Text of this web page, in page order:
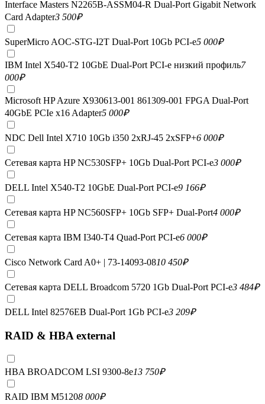
Interface Masters N2265B-ASSM04-R Dual-Port Gigabit Network
Card Adapter3 500₽
SuperMicro AOC-STG-I2T Dual-Port 10Gb PCI-e5 000₽
IBM Intel X540-T2 10GbE Dual-Port PCI-e низкий профиль7
000₽
Microsoft HP Azure X930613-001 861309-001 FPGA Dual-Port
40GbE PCIe x16 Adapter5 000₽
NDC Dell Intel X710 10Gb i350 2xRJ-45 2xSFP+6 000₽
Сетевая карта HP NC530SFP+ 10Gb Dual-Port PCI-e3 000₽
DELL Intel X540-T2 10GbE Dual-Port PCI-e9 166₽
Сетевая карта HP NC560SFP+ 10Gb SFP+ Dual-Port4 000₽
Сетевая карта IBM I340-T4 Quad-Port PCI-e6 000₽
Cisco Network Card A0+ | 73-14093-0810 450₽
Сетевая карта DELL Broadcom 5720 1Gb Dual-Port PCI-e3 484₽
DELL Intel 82576EB Dual-Port 1Gb PCI-e3 209₽
RAID & HBA external
HBA BROADCOM LSI 9300-8e13 750₽
RAID IBM M51208 000₽